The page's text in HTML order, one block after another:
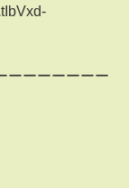
ーーーーーーー